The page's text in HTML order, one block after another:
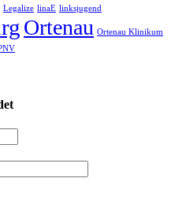
Legalize linaE linksjugend
Ortenau Ortenau Klinikum